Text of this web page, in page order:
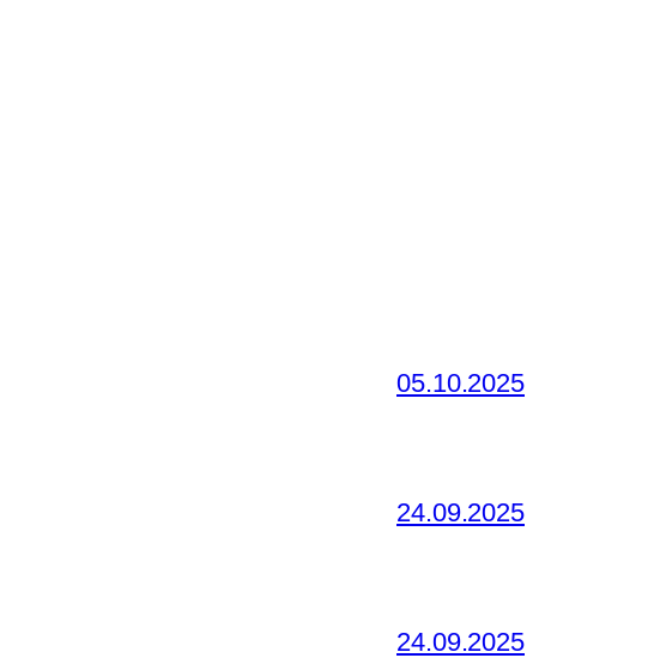
05.10.2025
24.09.2025
24.09.2025